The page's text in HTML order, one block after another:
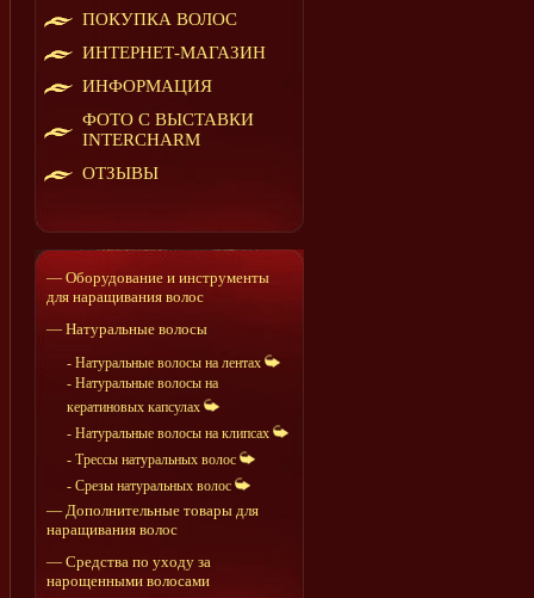
ПОКУПКА ВОЛОС
ИНТЕРНЕТ-МАГАЗИН
ИНФОРМАЦИЯ
ФОТО С ВЫСТАВКИ
INTERCHARM
ОТЗЫВЫ
— Оборудование и инструменты
для наращивания волос
— Натуральные волосы
- Натуральные волосы на лентах
- Натуральные волосы на
кератиновых капсулах
- Натуральные волосы на клипсах
- Трессы натуральных волос
- Срезы натуральных волос
— Дополнительные товары для
наращивания волос
— Средства по уходу за
нарощенными волосами